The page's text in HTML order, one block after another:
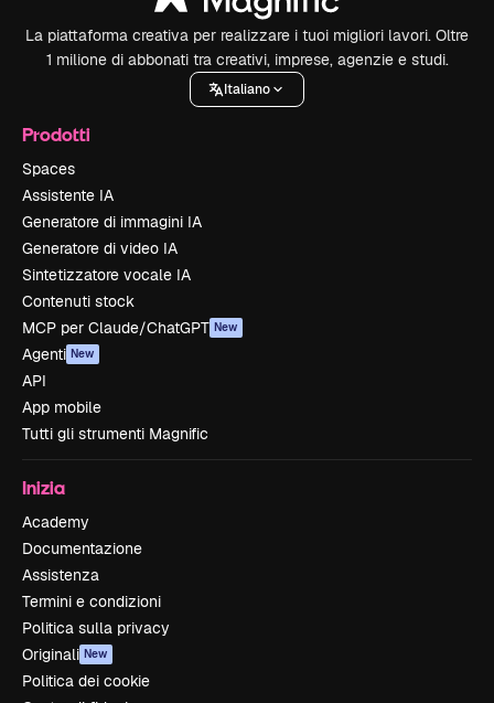
La piattaforma creativa per realizzare i tuoi migliori lavori. Oltre
1 milione di abbonati tra creativi, imprese, agenzie e studi.
Italiano
Prodotti
Spaces
Assistente IA
Generatore di immagini IA
Generatore di video IA
Sintetizzatore vocale IA
Contenuti stock
MCP per Claude/ChatGPT New
Agenti New
API
App mobile
Tutti gli strumenti Magnific
Inizia
Academy
Documentazione
Assistenza
Termini e condizioni
Politica sulla privacy
Originali New
Politica dei cookie